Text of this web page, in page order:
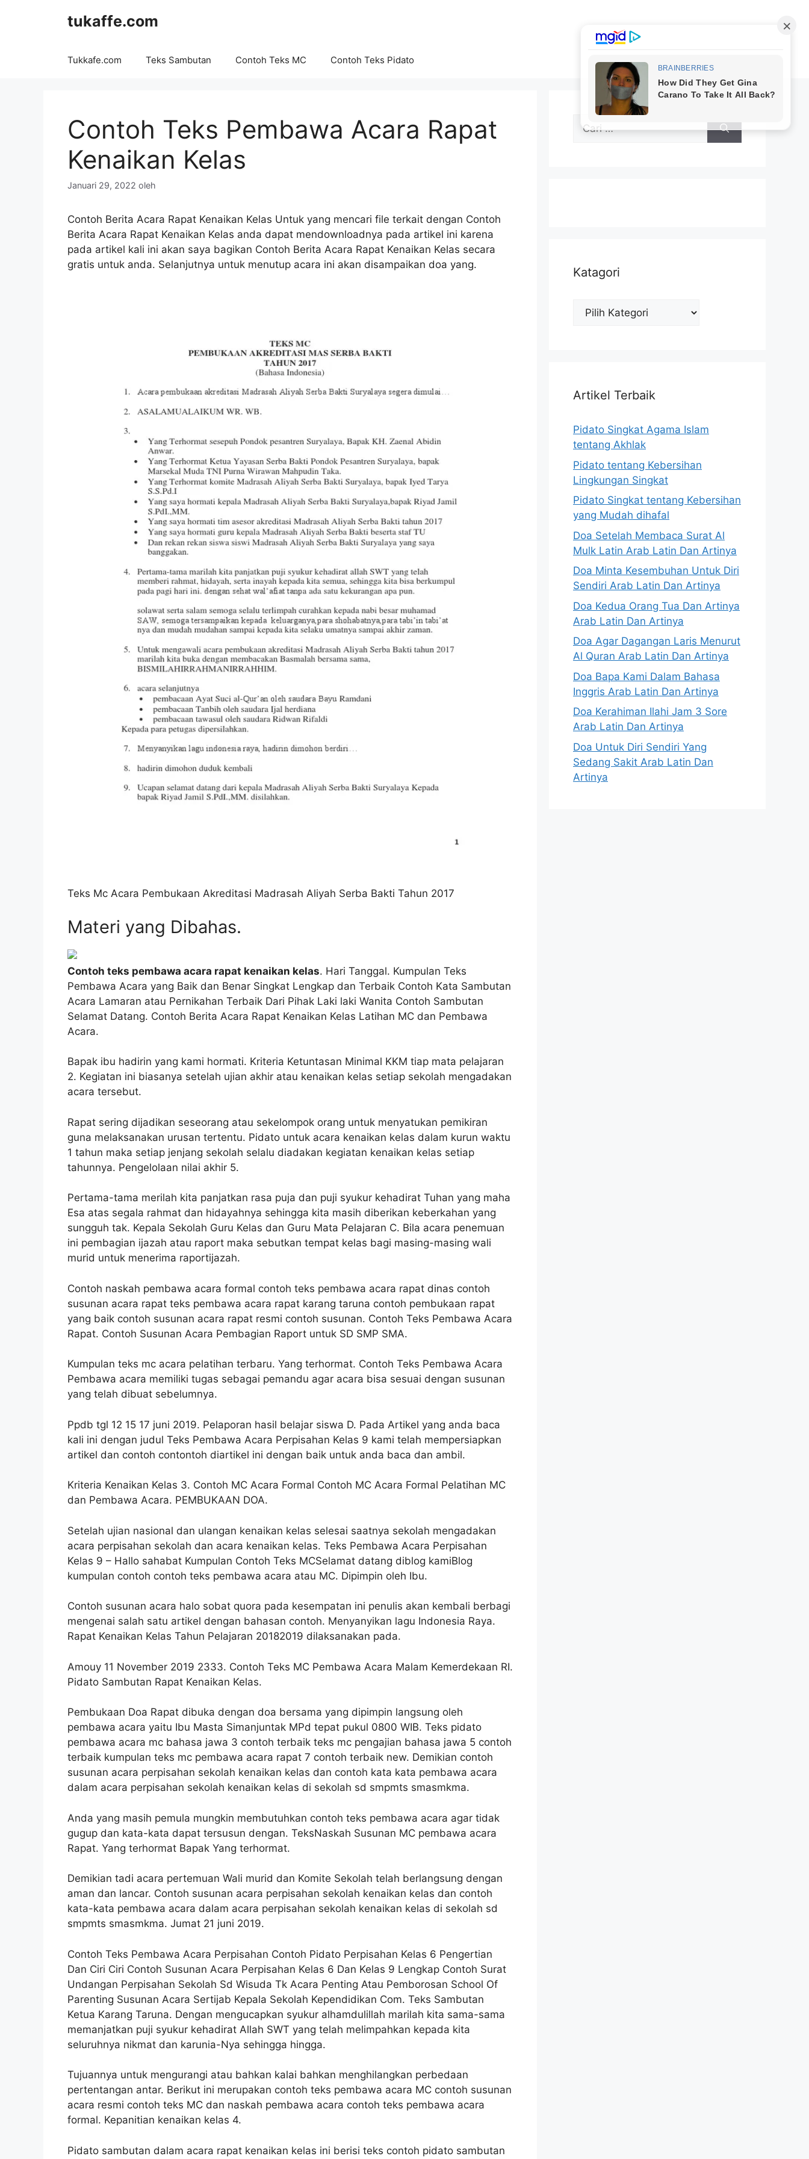
tukaffe.com
Tukkafe.com Teks Sambutan Contoh Teks MC Contoh Teks Pidato
Contoh Teks Pembawa Acara Rapat
Kenaikan Kelas
Januari 29, 2022 oleh
Contoh Berita Acara Rapat Kenaikan Kelas Untuk yang mencari file terkait dengan Contoh
Berita Acara Rapat Kenaikan Kelas anda dapat mendownloadnya pada artikel ini karena
pada artikel kali ini akan saya bagikan Contoh Berita Acara Rapat Kenaikan Kelas secara
gratis untuk anda. Selanjutnya untuk menutup acara ini akan disampaikan doa yang.
Teks Mc Acara Pembukaan Akreditasi Madrasah Aliyah Serba Bakti Tahun 2017
Materi yang Dibahas.
Contoh teks pembawa acara rapat kenaikan kelas. Hari Tanggal. Kumpulan Teks
Pembawa Acara yang Baik dan Benar Singkat Lengkap dan Terbaik Contoh Kata Sambutan
Acara Lamaran atau Pernikahan Terbaik Dari Pihak Laki laki Wanita Contoh Sambutan
Selamat Datang. Contoh Berita Acara Rapat Kenaikan Kelas Latihan MC dan Pembawa
Acara.
Bapak ibu hadirin yang kami hormati. Kriteria Ketuntasan Minimal KKM tiap mata pelajaran
2. Kegiatan ini biasanya setelah ujian akhir atau kenaikan kelas setiap sekolah mengadakan
acara tersebut.
Rapat sering dijadikan seseorang atau sekelompok orang untuk menyatukan pemikiran
guna melaksanakan urusan tertentu. Pidato untuk acara kenaikan kelas dalam kurun waktu
1 tahun maka setiap jenjang sekolah selalu diadakan kegiatan kenaikan kelas setiap
tahunnya. Pengelolaan nilai akhir 5.
Pertama-tama merilah kita panjatkan rasa puja dan puji syukur kehadirat Tuhan yang maha
Esa atas segala rahmat dan hidayahnya sehingga kita masih diberikan keberkahan yang
sungguh tak. Kepala Sekolah Guru Kelas dan Guru Mata Pelajaran C. Bila acara penemuan
ini pembagian ijazah atau raport maka sebutkan tempat kelas bagi masing-masing wali
murid untuk menerima raportijazah.
Contoh naskah pembawa acara formal contoh teks pembawa acara rapat dinas contoh
susunan acara rapat teks pembawa acara rapat karang taruna contoh pembukaan rapat
yang baik contoh susunan acara rapat resmi contoh susunan. Contoh Teks Pembawa Acara
Rapat. Contoh Susunan Acara Pembagian Raport untuk SD SMP SMA.
Kumpulan teks mc acara pelatihan terbaru. Yang terhormat. Contoh Teks Pembawa Acara
Pembawa acara memiliki tugas sebagai pemandu agar acara bisa sesuai dengan susunan
yang telah dibuat sebelumnya.
Ppdb tgl 12 15 17 juni 2019. Pelaporan hasil belajar siswa D. Pada Artikel yang anda baca
kali ini dengan judul Teks Pembawa Acara Perpisahan Kelas 9 kami telah mempersiapkan
artikel dan contoh contontoh diartikel ini dengan baik untuk anda baca dan ambil.
Kriteria Kenaikan Kelas 3. Contoh MC Acara Formal Contoh MC Acara Formal Pelatihan MC
dan Pembawa Acara. PEMBUKAAN DOA.
Setelah ujian nasional dan ulangan kenaikan kelas selesai saatnya sekolah mengadakan
acara perpisahan sekolah dan acara kenaikan kelas. Teks Pembawa Acara Perpisahan
Kelas 9 – Hallo sahabat Kumpulan Contoh Teks MCSelamat datang diblog kamiBlog
kumpulan contoh contoh teks pembawa acara atau MC. Dipimpin oleh Ibu.
Contoh susunan acara halo sobat quora pada kesempatan ini penulis akan kembali berbagi
mengenai salah satu artikel dengan bahasan contoh. Menyanyikan lagu Indonesia Raya.
Rapat Kenaikan Kelas Tahun Pelajaran 20182019 dilaksanakan pada.
Amouy 11 November 2019 2333. Contoh Teks MC Pembawa Acara Malam Kemerdekaan RI.
Pidato Sambutan Rapat Kenaikan Kelas.
Pembukaan Doa Rapat dibuka dengan doa bersama yang dipimpin langsung oleh
pembawa acara yaitu Ibu Masta Simanjuntak MPd tepat pukul 0800 WIB. Teks pidato
pembawa acara mc bahasa jawa 3 contoh terbaik teks mc pengajian bahasa jawa 5 contoh
terbaik kumpulan teks mc pembawa acara rapat 7 contoh terbaik new. Demikian contoh
susunan acara perpisahan sekolah kenaikan kelas dan contoh kata kata pembawa acara
dalam acara perpisahan sekolah kenaikan kelas di sekolah sd smpmts smasmkma.
Anda yang masih pemula mungkin membutuhkan contoh teks pembawa acara agar tidak
gugup dan kata-kata dapat tersusun dengan. TeksNaskah Susunan MC pembawa acara
Rapat. Yang terhormat Bapak Yang terhormat.
Demikian tadi acara pertemuan Wali murid dan Komite Sekolah telah berlangsung dengan
aman dan lancar. Contoh susunan acara perpisahan sekolah kenaikan kelas dan contoh
kata-kata pembawa acara dalam acara perpisahan sekolah kenaikan kelas di sekolah sd
smpmts smasmkma. Jumat 21 juni 2019.
Contoh Teks Pembawa Acara Perpisahan Contoh Pidato Perpisahan Kelas 6 Pengertian
Dan Ciri Ciri Contoh Susunan Acara Perpisahan Kelas 6 Dan Kelas 9 Lengkap Contoh Surat
Undangan Perpisahan Sekolah Sd Wisuda Tk Acara Penting Atau Pemborosan School Of
Parenting Susunan Acara Sertijab Kepala Sekolah Kependidikan Com. Teks Sambutan
Ketua Karang Taruna. Dengan mengucapkan syukur alhamdulillah marilah kita sama-sama
memanjatkan puji syukur kehadirat Allah SWT yang telah melimpahkan kepada kita
seluruhnya nikmat dan karunia-Nya sehingga hingga.
Tujuannya untuk mengurangi atau bahkan kalai bahkan menghilangkan perbedaan
pertentangan antar. Berikut ini merupakan contoh teks pembawa acara MC contoh susunan
acara resmi contoh teks MC dan naskah pembawa acara contoh teks pembawa acara
formal. Kepanitian kenaikan kelas 4.
Pidato sambutan dalam acara rapat kenaikan kelas ini berisi teks contoh pidato sambutan
untuk:
Katagori
Katagori
Artikel Terbaik
Pidato Singkat Agama Islam
tentang Akhlak
Pidato tentang Kebersihan
Lingkungan Singkat
Pidato Singkat tentang Kebersihan
yang Mudah dihafal
Doa Setelah Membaca Surat Al
Mulk Latin Arab Latin Dan Artinya
Doa Minta Kesembuhan Untuk Diri
Sendiri Arab Latin Dan Artinya
Doa Kedua Orang Tua Dan Artinya
Arab Latin Dan Artinya
Doa Agar Dagangan Laris Menurut
Al Quran Arab Latin Dan Artinya
Doa Bapa Kami Dalam Bahasa
Inggris Arab Latin Dan Artinya
Doa Kerahiman Ilahi Jam 3 Sore
Arab Latin Dan Artinya
Doa Untuk Diri Sendiri Yang
Sedang Sakit Arab Latin Dan
Artinya